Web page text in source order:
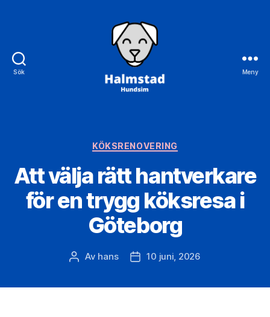
Sök Meny
Kategorier
KÖKSRENOVERING
Att välja rätt hantverkare
för en trygg köksresa i
Göteborg
Inläggsförfattare
Av hans Inläggsdatum
10 juni, 2026